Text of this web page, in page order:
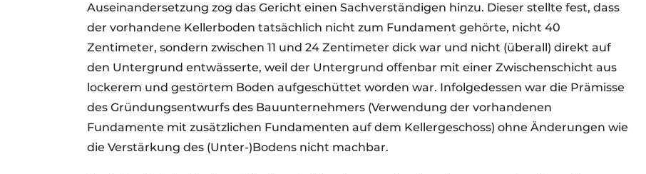
Auseinandersetzung zog das Gericht einen Sachverständigen hinzu. Dieser stellte fest, dass
der vorhandene Kellerboden tatsächlich nicht zum Fundament gehörte, nicht 40
Zentimeter, sondern zwischen 11 und 24 Zentimeter dick war und nicht (überall) direkt auf
den Untergrund entwässerte, weil der Untergrund offenbar mit einer Zwischenschicht aus
lockerem und gestörtem Boden aufgeschüttet worden war. Infolgedessen war die Prämisse
des Gründungsentwurfs des Bauunternehmers (Verwendung der vorhandenen
Fundamente mit zusätzlichen Fundamenten auf dem Kellergeschoss) ohne Änderungen wie
die Verstärkung des (Unter-)Bodens nicht machbar.